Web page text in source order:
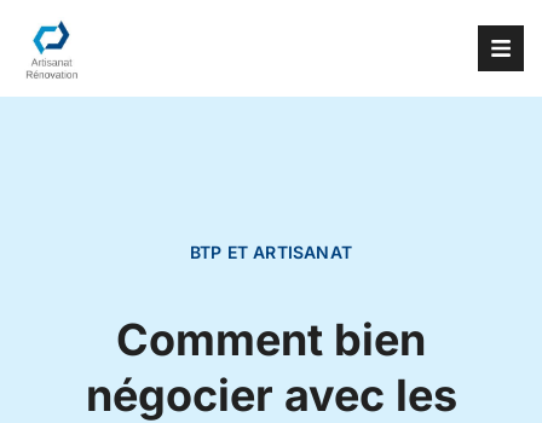
BTP ET ARTISANAT
Comment bien
négocier avec les